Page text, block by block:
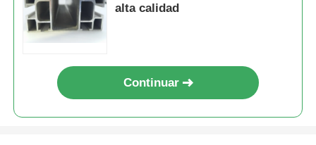
Extrusión industrial de aluminio
Perfiles de ventana abatible
alta calidad
Continuar